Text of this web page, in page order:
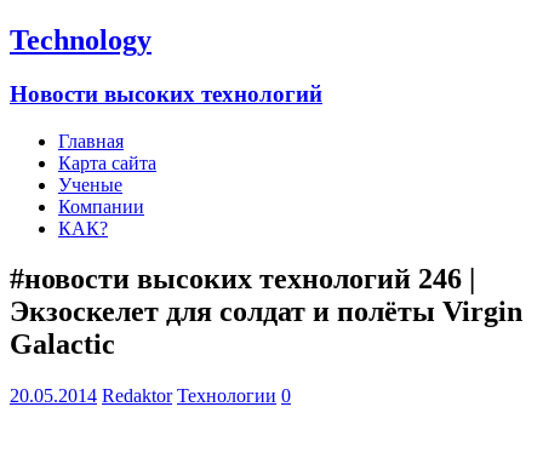
Technology
Новости высоких технологий
Главная
Карта сайта
Ученые
Компании
КАК?
#новости высоких технологий 246 |
Экзоскелет для солдат и полёты Virgin
Galactic
20.05.2014 Redaktor Технологии 0